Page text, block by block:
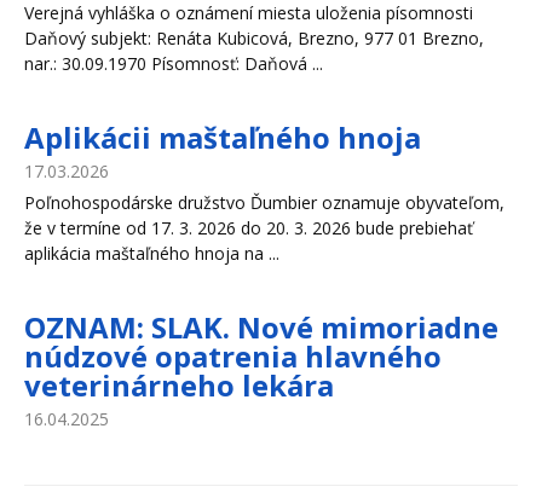
Verejná vyhláška o oznámení miesta uloženia písomnosti
Daňový subjekt: Renáta Kubicová, Brezno, 977 01 Brezno,
nar.: 30.09.1970 Písomnosť: Daňová ...
Aplikácii maštaľného hnoja
17.03.2026
Poľnohospodárske družstvo Ďumbier oznamuje obyvateľom,
že v termíne od 17. 3. 2026 do 20. 3. 2026 bude prebiehať
aplikácia maštaľného hnoja na ...
OZNAM: SLAK. Nové mimoriadne
núdzové opatrenia hlavného
veterinárneho lekára
16.04.2025